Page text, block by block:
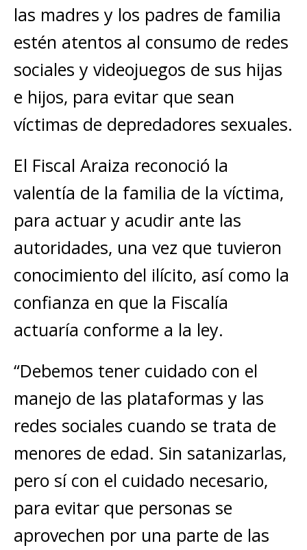
las madres y los padres de familia
estén atentos al consumo de redes
sociales y videojuegos de sus hijas
e hijos, para evitar que sean
víctimas de depredadores sexuales.
El Fiscal Araiza reconoció la
valentía de la familia de la víctima,
para actuar y acudir ante las
autoridades, una vez que tuvieron
conocimiento del ilícito, así como la
confianza en que la Fiscalía
actuaría conforme a la ley.
“Debemos tener cuidado con el
manejo de las plataformas y las
redes sociales cuando se trata de
menores de edad. Sin satanizarlas,
pero sí con el cuidado necesario,
para evitar que personas se
aprovechen por una parte de las